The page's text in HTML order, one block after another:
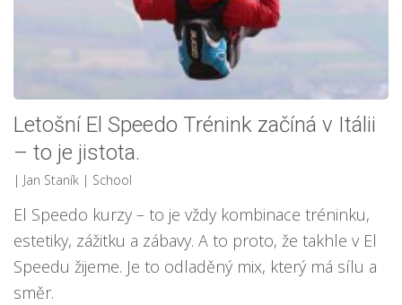
Letošní El Speedo Trénink začíná v Itálii
– to je jistota.
| Jan Staník | School
El Speedo kurzy – to je vždy kombinace tréninku,
estetiky, zážitku a zábavy. A to proto, že takhle v El
Speedu žijeme. Je to odladěný mix, který má sílu a
směr.